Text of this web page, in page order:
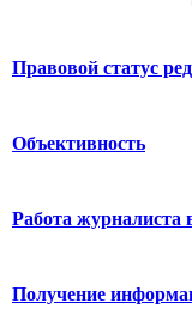
Правовой статус
Объективность
Работа журналиста
Получение